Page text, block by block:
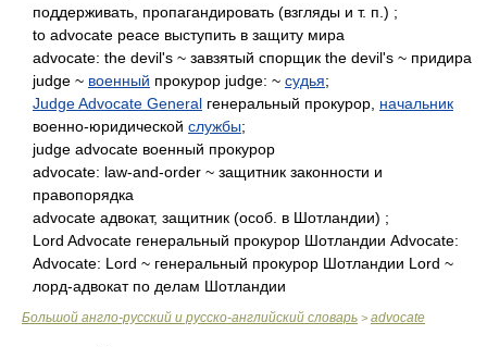
поддерживать, пропагандировать (взгляды и т. п.) ;
to advocate peace выступить в защиту мира
advocate: the devil's ~ завзятый спорщик the devil's ~ придира
judge ~ военный прокурор judge: ~ судья;
Judge Advocate General генеральный прокурор, начальник
военно-юридической службы;
judge advocate военный прокурор
advocate: law-and-order ~ защитник законности и
правопорядка
advocate адвокат, защитник (особ. в Шотландии) ;
Lord Advocate генеральный прокурор Шотландии Advocate:
Advocate: Lord ~ генеральный прокурор Шотландии Lord ~
лорд-адвокат по делам Шотландии
Большой англо-русский и русско-английский словарь > advocate